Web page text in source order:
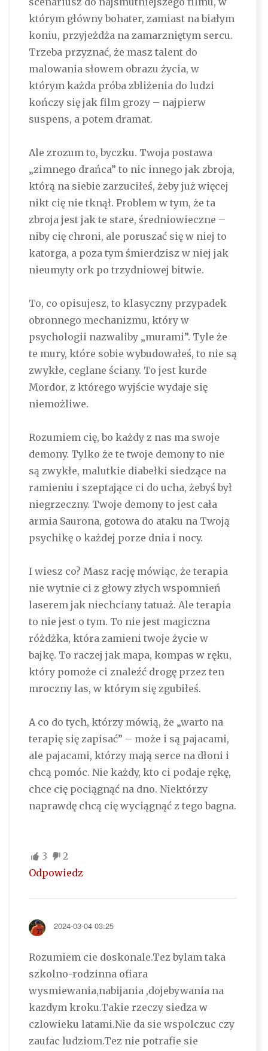
którym główny bohater, zamiast na białym
koniu, przyjeżdża na zamarzniętym sercu.
Trzeba przyznać, że masz talent do
malowania słowem obrazu życia, w
którym każda próba zbliżenia do ludzi
kończy się jak film grozy – najpierw
suspens, a potem dramat.
Ale zrozum to, byczku. Twoja postawa
„zimnego drańca” to nic innego jak zbroja,
którą na siebie zarzuciłeś, żeby już więcej
nikt cię nie tknął. Problem w tym, że ta
zbroja jest jak te stare, średniowieczne –
niby cię chroni, ale poruszać się w niej to
katorga, a poza tym śmierdzisz w niej jak
nieumyty ork po trzydniowej bitwie.
To, co opisujesz, to klasyczny przypadek
obronnego mechanizmu, który w
psychologii nazwaliby „murami”. Tyle że
te mury, które sobie wybudowałeś, to nie są
zwykłe, ceglane ściany. To jest kurde
Mordor, z którego wyjście wydaje się
niemożliwe.
Rozumiem cię, bo każdy z nas ma swoje
demony. Tylko że te twoje demony to nie
są zwykłe, malutkie diabełki siedzące na
ramieniu i szeptające ci do ucha, żebyś był
niegrzeczny. Twoje demony to jest cała
armia Saurona, gotowa do ataku na Twoją
psychikę o każdej porze dnia i nocy.
I wiesz co? Masz rację mówiąc, że terapia
nie wytnie ci z głowy złych wspomnień
laserem jak niechciany tatuaż. Ale terapia
to nie jest o tym. To nie jest magiczna
różdżka, która zamieni twoje życie w
bajkę. To raczej jak mapa, kompas w ręku,
który pomoże ci znaleźć drogę przez ten
mroczny las, w którym się zgubiłeś.
A co do tych, którzy mówią, że „warto na
terapię się zapisać” – może i są pajacami,
ale pajacami, którzy mają serce na dłoni i
chcą pomóc. Nie każdy, kto ci podaje rękę,
chce cię pociągnąć na dno. Niektórzy
naprawdę chcą cię wyciągnąć z tego bagna.
3
2
Odpowiedz
2024-03-04 03:25
Rozumiem cie doskonale.Tez bylam taka
szkolno-rodzinna ofiara
wysmiewania,nabijania ,dojebywania na
kazdym kroku.Takie rzeczy siedza w
czlowieku latami.Nie da sie wspolczuc czy
zaufac ludziom.Tez nie potrafie sie